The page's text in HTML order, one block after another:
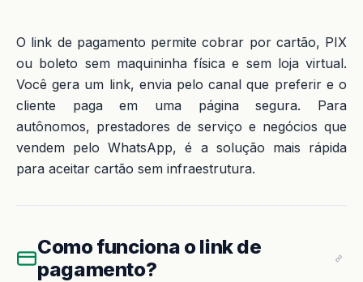
O link de pagamento permite cobrar por cartão, PIX
ou boleto sem maquininha física e sem loja virtual.
Você gera um link, envia pelo canal que preferir e o
cliente paga em uma página segura. Para
autônomos, prestadores de serviço e negócios que
vendem pelo WhatsApp, é a solução mais rápida
para aceitar cartão sem infraestrutura.
Como funciona o link de
pagamento?